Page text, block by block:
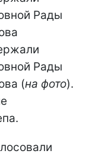
Рады
Рады
(на фото).